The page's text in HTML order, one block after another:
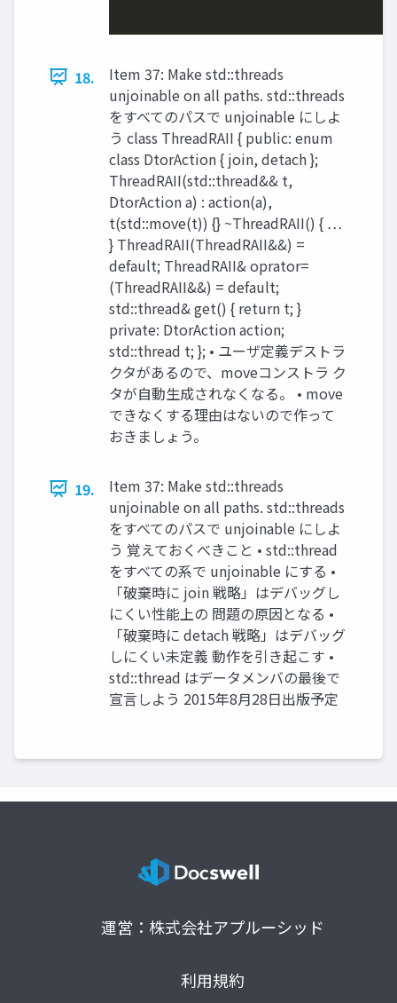
18.
Item 37: Make std::threads
unjoinable on all paths. std::threads
をすべてのパスで unjoinable にしよ
う class ThreadRAII { public: enum
class DtorAction { join, detach };
ThreadRAII(std::thread&& t,
DtorAction a) : action(a),
t(std::move(t)) {} ~ThreadRAII() { …
} ThreadRAII(ThreadRAII&&) =
default; ThreadRAII& oprator=
(ThreadRAII&&) = default;
std::thread& get() { return t; }
private: DtorAction action;
std::thread t; }; • ユーザ定義デストラ
クタがあるので、moveコンストラ ク
タが自動生成されなくなる。 • move
できなくする理由はないので作って
おきましょう。
19.
Item 37: Make std::threads
unjoinable on all paths. std::threads
をすべてのパスで unjoinable にしよ
う 覚えておくべきこと • std::thread
をすべての系で unjoinable にする •
「破棄時に join 戦略」はデバッグし
にくい性能上の 問題の原因となる •
「破棄時に detach 戦略」はデバッグ
しにくい未定義 動作を引き起こす •
std::thread はデータメンバの最後で
宣言しよう 2015年8月28日出版予定
運営：株式会社アプルーシッド
利用規約